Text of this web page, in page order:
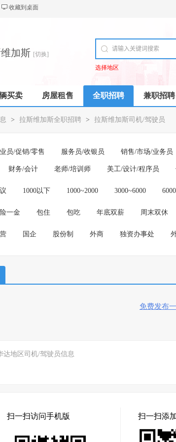
收藏到桌面
加斯 [切换]
选择地区
买卖 房屋租售 全职招聘 兼职招聘
> 拉斯维加斯全职招聘 > 拉斯维加斯司机/驾驶员
员/促销/零售 服务员/收银员 销售/市场/业务员
财务/会计 老师/培训师 美工/设计/程序员
1000以下 1000~2000 3000~6000
一金 包住 包吃 年底双薪 周末双休
国企 股份制 外商 独资办事处
免费发布
达地区司机/驾驶员信息
扫一扫访问手机版 扫一扫添